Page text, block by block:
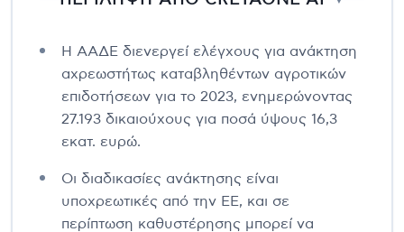
Η ΑΑΔΕ διενεργεί ελέγχους για ανάκτηση
αχρεωστήτως καταβληθέντων αγροτικών
επιδοτήσεων για το 2023, ενημερώνοντας
27.193 δικαιούχους για ποσά ύψους 16,3
εκατ. ευρώ.
Οι διαδικασίες ανάκτησης είναι
υποχρεωτικές από την ΕΕ, και σε
περίπτωση καθυστέρησης μπορεί να